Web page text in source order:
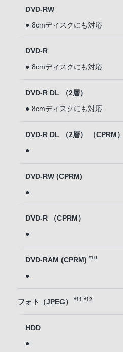
DVD-RW
● 8cmディスクにも対応
DVD-R
● 8cmディスクにも対応
DVD-R DL （2層）
● 8cmディスクにも対応
DVD-R DL （2層） （CPRM）
●
DVD-RW (CPRM)
●
DVD-R （CPRM）
●
DVD-RAM (CPRM) *10
●
フォト（JPEG） *11 *12
HDD
●